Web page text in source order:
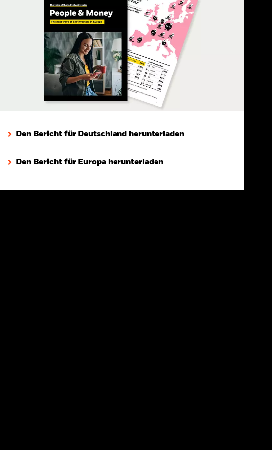
Den Bericht für Deutschland herunterladen
Den Bericht für Europa herunterladen